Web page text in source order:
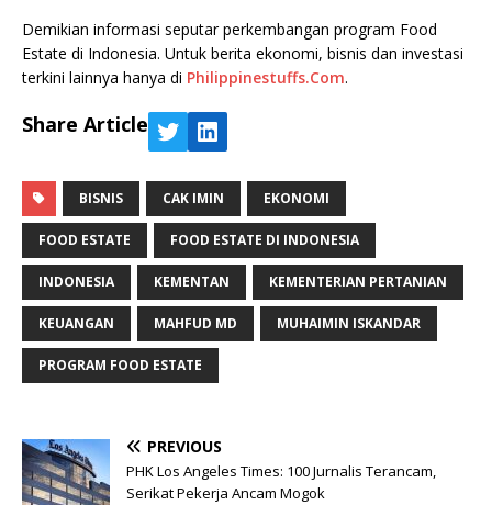
Demikian informasi seputar perkembangan program Food
Estate di Indonesia. Untuk berita ekonomi, bisnis dan investasi
terkini lainnya hanya di Philippinestuffs.Com.
Share Article
BISNIS CAK IMIN EKONOMI
FOOD ESTATE FOOD ESTATE DI INDONESIA
INDONESIA KEMENTAN KEMENTERIAN PERTANIAN
KEUANGAN MAHFUD MD MUHAIMIN ISKANDAR
PROGRAM FOOD ESTATE
PREVIOUS
PHK Los Angeles Times: 100 Jurnalis Terancam,
Serikat Pekerja Ancam Mogok